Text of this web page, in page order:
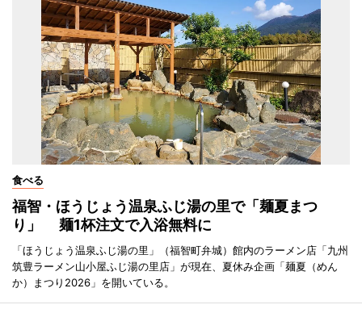
食べる
福智・ほうじょう温泉ふじ湯の里で「麺夏まつ
り」 麺1杯注文で入浴無料に
「ほうじょう温泉ふじ湯の里」（福智町弁城）館内のラーメン店「九州
筑豊ラーメン山小屋ふじ湯の里店」が現在、夏休み企画「麺夏（めん
か）まつり2026」を開いている。